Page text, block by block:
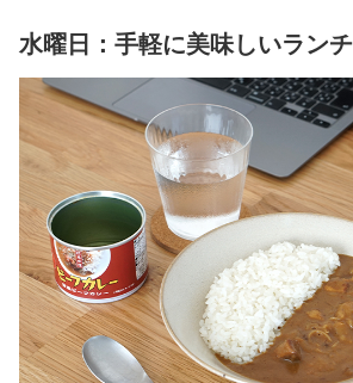
水曜日：手軽に美味しいラン